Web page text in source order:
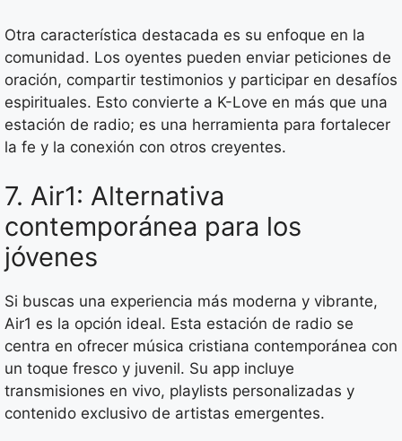
Otra característica destacada es su enfoque en la
comunidad. Los oyentes pueden enviar peticiones de
oración, compartir testimonios y participar en desafíos
espirituales. Esto convierte a K-Love en más que una
estación de radio; es una herramienta para fortalecer
la fe y la conexión con otros creyentes.
7. Air1: Alternativa
contemporánea para los
jóvenes
Si buscas una experiencia más moderna y vibrante,
Air1 es la opción ideal. Esta estación de radio se
centra en ofrecer música cristiana contemporánea con
un toque fresco y juvenil. Su app incluye
transmisiones en vivo, playlists personalizadas y
contenido exclusivo de artistas emergentes.